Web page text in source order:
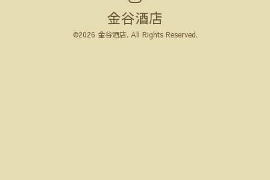
金谷酒店
©2026 金谷酒店. All Rights Reserved.